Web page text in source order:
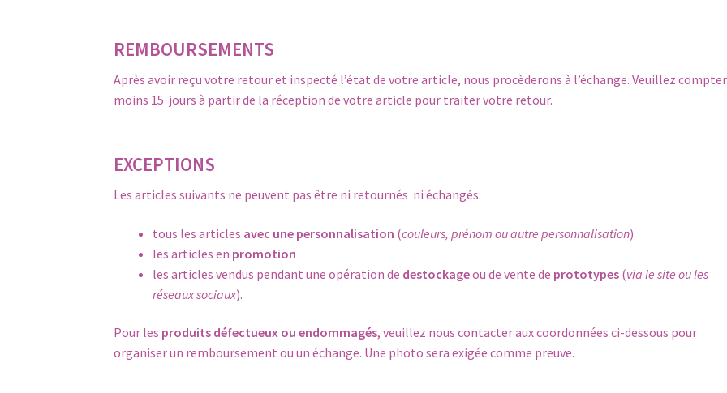
REMBOURSEMENTS
Après avoir reçu votre retour et inspecté l’état de votre article, nous procèderons à l’échange. Veuillez
moins 15 jours à partir de la réception de votre article pour traiter votre retour.
EXCEPTIONS
Les articles suivants ne peuvent pas être ni retournés ni échangés:
tous les articles avec une personnalisation (couleurs, prénom ou autre personnalisation)
les articles en promotion
les articles vendus pendant une opération de destockageou de vente de prototypes (via le site ou les
réseaux sociaux).
Pour les produits défectueux ou endommagés, veuillez nous contacter aux coordonnées ci-dessous pour
organiser un remboursement ou un échange. Une photo sera exigée comme preuve.